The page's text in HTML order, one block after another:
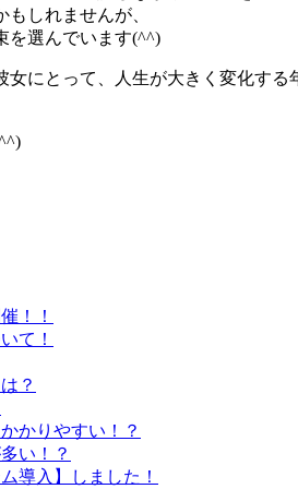
しれませんが、
を選んでいます(^^)
女にとって、人生が大きく変化する
！！
て！
？
かりやすい！？
い！？
導入】しました！